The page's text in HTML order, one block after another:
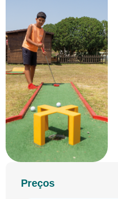
Preços